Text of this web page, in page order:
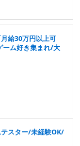
給30万円以上可
ム好き集まれ/大
テスター/未経験OK/